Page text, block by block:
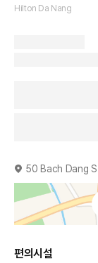
Hilton Da Nang
50 Bach Dang
편의시설